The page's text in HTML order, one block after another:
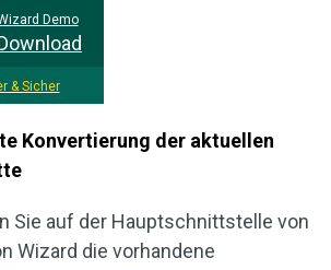
Demo
& Sicher
Konvertierung der aktuellen
Sie auf der Hauptschnittstelle von
Wizard die vorhandene